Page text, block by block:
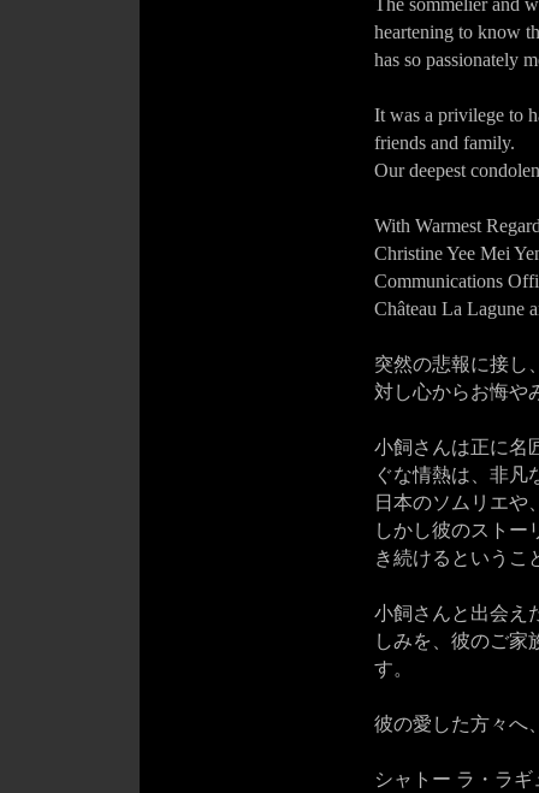
The sommelier and
heartening to know
has so passionately
It was a privilege to
friends and family.
Our deepest
With Warmest
Christine Yee Mei
Communications
Château La Lagune
突然の悲報に接し
対し心からお悔や
小飼さんは正に名
ぐな情熱は、非凡
日本のソムリエや
しかし彼のストー
き続けるというこ
小飼さんと出会え
しみを、彼のご家
す。
彼の愛した方々へ
シャトー ラ・ラ